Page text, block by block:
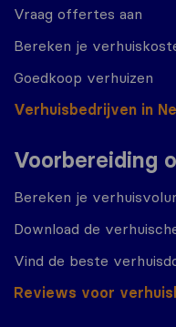
Vraag offertes aan
Bereken je
Goedkoop verhuizen
Verhuisbedrijven in
Voorbereiding
Bereken je
Download de
Vind de beste
Reviews voor